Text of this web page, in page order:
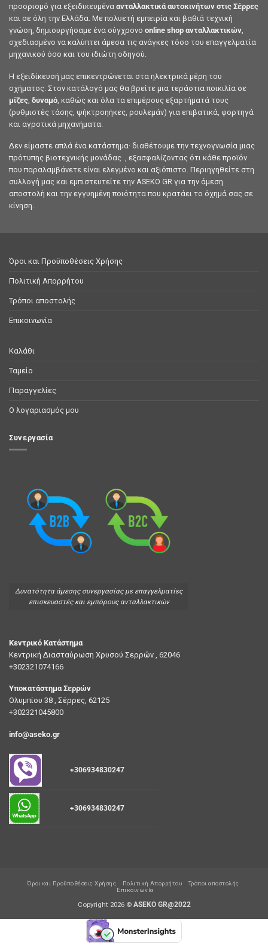
προορισμό για εξειδικευμένα ανταλλακτικά αυτοκινήτων στις Σέρρες
και σε όλη την Ελλάδα. Με πολυετή εμπειρία και βαθιά τεχνική
γνώση, δημιουργήσαμε ένα σύγχρονο online shop ανταλλακτικών,
σχεδιασμένο να καλύπτει άμεσα τις ανάγκες τόσο του επαγγελματία
μηχανικού όσο και του ιδιώτη οδηγού.
Η εξειδίκευσή μας επικεντρώνεται στα ηλεκτρικά μέρη του
οχήματος. Στον κατάλογό μας θα βρείτε μια τεράστια ποικιλία σε
μίζες δυναμό , καθώς και όλα τα επιμέρους εξαρτήματά τους
(ρυθμιστές τάσης, ψήκτροηήκες, ρουλεμάν) για επιβατικά, φορτηγά
και αγροτικά μηχανήματα.
Δεν είμαστε απλά ένα κατάστημα· διαθέτουμε την τεχνογνωσία μιας
πρότυπης βιοτεχνικής μονάδας , εξασφαλίζοντας ότι κάθε προϊόν
που παραλαμβάνετε είναι ελεγμένο και αξιόπιστο. Περιηγηθείτε στη
συλλογή μας και εμπιστευτείτε την ASEKO GR για την άμεση
αποστολή και την εγγυημένη ποιότητα που κρατάει το όχημά σας σε
κίνηση.
Όροι και Προϋποθέσεις Χρήσης
Πολιτική Απορρήτου
Τρόποι αποστολής
Επικοινωνία
Καλάθι
Ταμείο
Παραγγελίες
Ο λογαριασμός μου
Συνεργασία
Δυνατότητα άμεσης συνεργασίας με επαγγελματίες
επισκευαστές και εμπόρους ανταλλακτικών
Κεντρικό Κατάστημα
Κεντρική Διασταύρωση Χρυσού Σερρών , 62046
+302321074166
Υποκατάστημα Σερρών
Ολυμπίου 38 , Σέρρες, 62125
+302321045800
info@aseko.gr
+306934830247
+306934830247
Όροι και Προϋποθέσεις Χρήσης Πολιτική Απορρήτου
Τρόποι αποστολής
Επικοινωνία
Copyright 2026 © ASEKO GR@2022